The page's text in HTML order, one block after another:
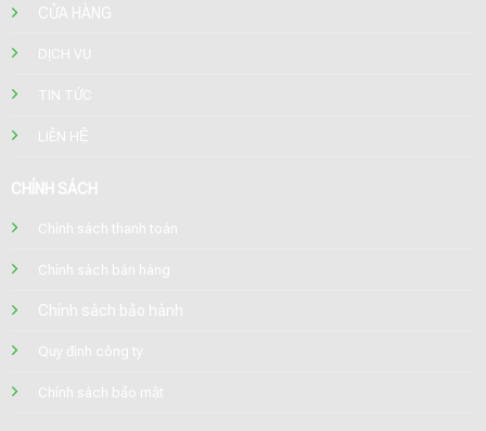
CỬA HÀNG
DỊCH VỤ
TIN TỨC
LIÊN HỆ
CHÍNH SÁCH
Chính sách thanh toán
Chính sách bán hàng
Chính sách bảo hành
Quy định công ty
Chính sách bảo mật